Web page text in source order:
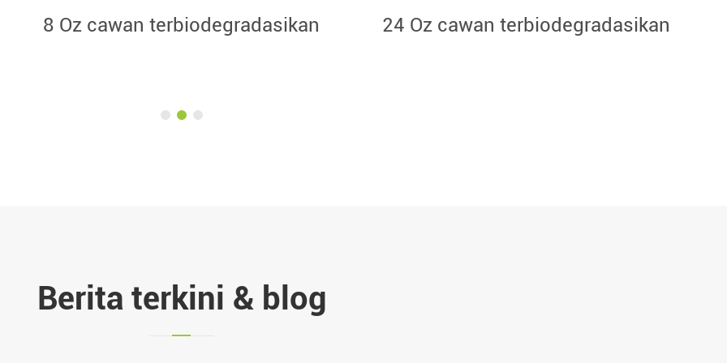
24 Oz cawan terbiodegradasikan
U bentuk 16 Oz piala
Berita terkini & blog